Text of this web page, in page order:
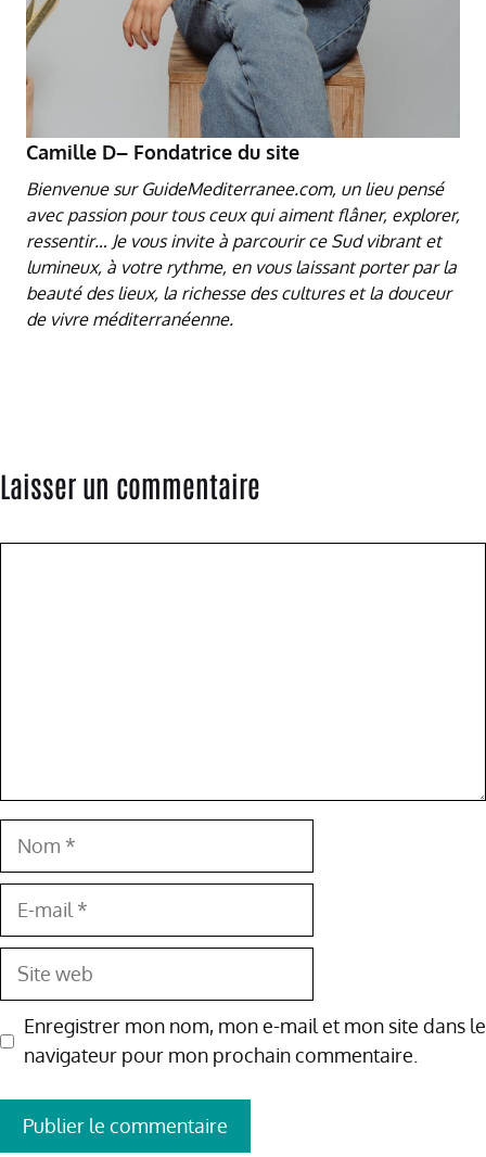
Camille D– Fondatrice du site
Bienvenue sur GuideMediterranee.com, un lieu pensé
avec passion pour tous ceux qui aiment flâner, explorer,
ressentir… Je vous invite à parcourir ce Sud vibrant et
lumineux, à votre rythme, en vous laissant porter par la
beauté des lieux, la richesse des cultures et la douceur
de vivre méditerranéenne.
Laisser un commentaire
Site
Enregistrer mon nom, mon e-mail et mon site dans le
navigateur pour mon prochain commentaire.